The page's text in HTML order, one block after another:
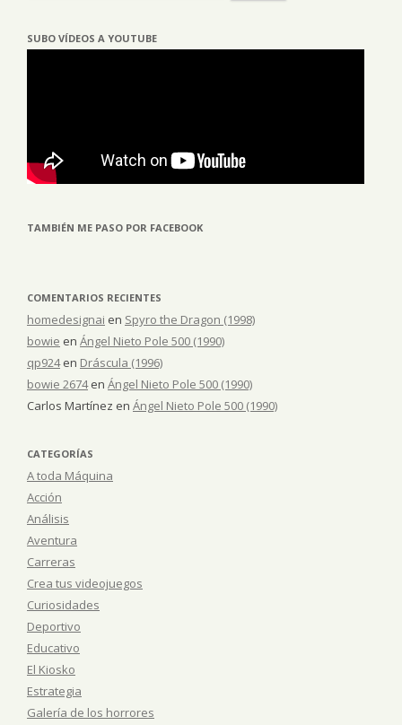
SUBO VÍDEOS A YOUTUBE
TAMBIÉN ME PASO POR FACEBOOK
COMENTARIOS RECIENTES
homedesignai en Spyro the Dragon (1998)
bowie en Ángel Nieto Pole 500 (1990)
qp924en Dráscula (1996)
bowie 2674en Ángel Nieto Pole 500 (1990)
Carlos Martínez en Ángel Nieto Pole 500 (1990)
CATEGORÍAS
A toda Máquina
Acción
Análisis
Aventura
Carreras
Crea tus videojuegos
Curiosidades
Deportivo
Educativo
El Kiosko
Estrategia
Galería de los horrores